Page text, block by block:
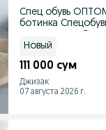
Спец обувь
ботинка
Новый
111 000 сум
Джизак
07 августа 2026 г.